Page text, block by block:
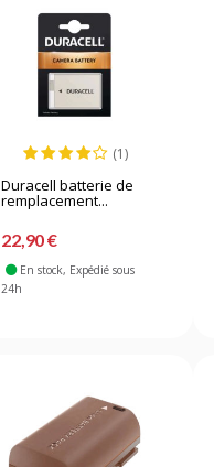
(1)
Duracell batterie de
remplacement...
22,90 €
En stock, Expédié sous
24h